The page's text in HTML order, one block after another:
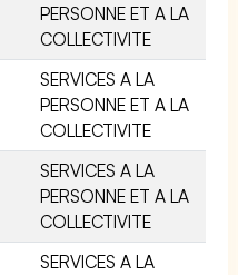
PERSONNE ET A LA
COLLECTIVITE
SERVICES A LA
PERSONNE ET A LA
COLLECTIVITE
SERVICES A LA
PERSONNE ET A LA
COLLECTIVITE
SERVICES A LA